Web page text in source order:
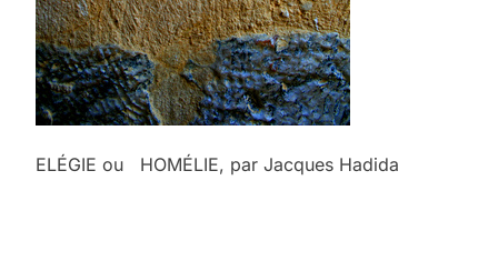
ELÉGIE ou HOMÉLIE, par Jacques Hadida